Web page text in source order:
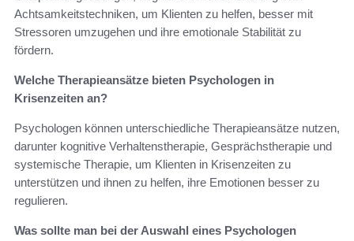
Achtsamkeitstechniken, um Klienten zu helfen, besser mit
Stressoren umzugehen und ihre emotionale Stabilität zu
fördern.
Welche Therapieansätze bieten Psychologen in
Krisenzeiten an?
Psychologen können unterschiedliche Therapieansätze nutzen,
darunter kognitive Verhaltenstherapie, Gesprächstherapie und
systemische Therapie, um Klienten in Krisenzeiten zu
unterstützen und ihnen zu helfen, ihre Emotionen besser zu
regulieren.
Was sollte man bei der Auswahl eines Psychologen